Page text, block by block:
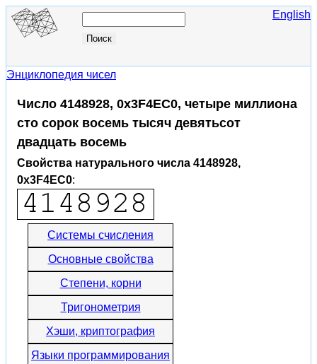
English
Энциклопедия чисел
Число 4148928, 0x3F4EC0, четыре миллиона
сто сорок восемь тысяч девятьсот
двадцать восемь
Свойства натурального числа 4148928,
0x3F4EC0:
Системы счисления
Основные свойства
Степени, корни
Тригонометрия
Хэши, криптография
Языки программирования